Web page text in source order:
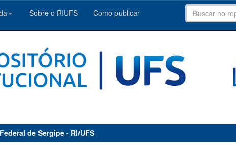
Sobre o RIUFS Como publicar
de Sergipe - RI/UFS